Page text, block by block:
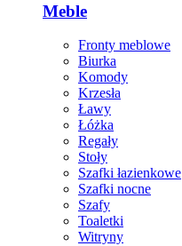
Meble
Fronty meblowe
Biurka
Komody
Krzesła
Ławy
Łóżka
Regały
Stoły
Szafki łazienkowe
Szafki nocne
Szafy
Toaletki
Witryny